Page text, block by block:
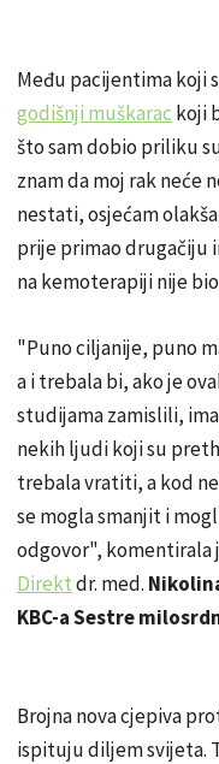
Među pacijentima koji
godišnji muškarac koji
što sam dobio priliku
znam da moj rak neće
nestati, osjećam
prije primao
na kemoterapiji nije
"Puno ciljanije, puno
a i trebala bi, ako je
studijama zamislili,
nekih ljudi koji su
trebala vratiti, a kod
se mogla smanjit i
odgovor", komentirala
Direktdr. med.
KBC-a Sestre
Brojna nova cjepiva
ispituju diljem svijeta.